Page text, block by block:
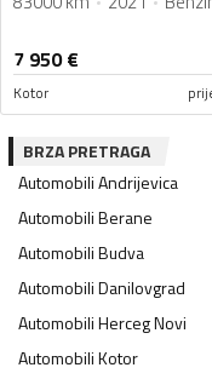
7 950€
Kotor
BRZA PRETRAGA
AutomobiliAndrijevica
AutomobiliBerane
AutomobiliBudva
AutomobiliDanilovgrad
AutomobiliHerceg Novi
AutomobiliKotor